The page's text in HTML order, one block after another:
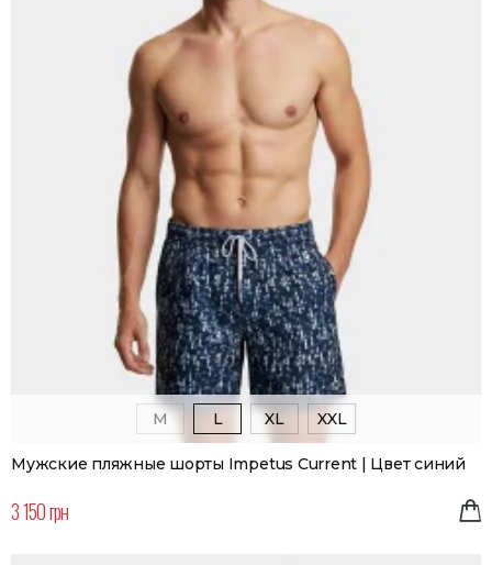
M L XL XXL
Мужские пляжные шорты Impetus Current | Цвет синий
3 150 грн